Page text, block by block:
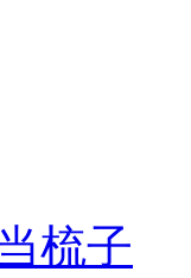
梳子